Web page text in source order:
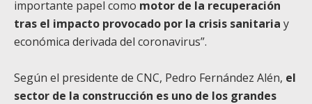
importante papel como motor de la recuperación
tras el impacto provocado por la crisis sanitaria y
económica derivada del coronavirus”.
Según el presidente de CNC, Pedro Fernández Alén, el
sector de la construcción es uno de los grandes